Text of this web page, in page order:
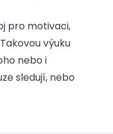
pro motivaci,
výuku
nebo i
sledují, nebo